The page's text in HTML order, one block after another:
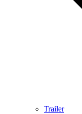
Trailer